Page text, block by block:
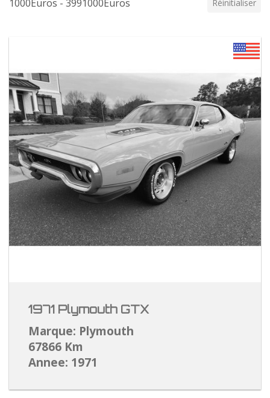
1000Euros - 3991000Euros Réinitialiser
1971 Plymouth GTX
Marque: Plymouth
67866 Km
Annee: 1971